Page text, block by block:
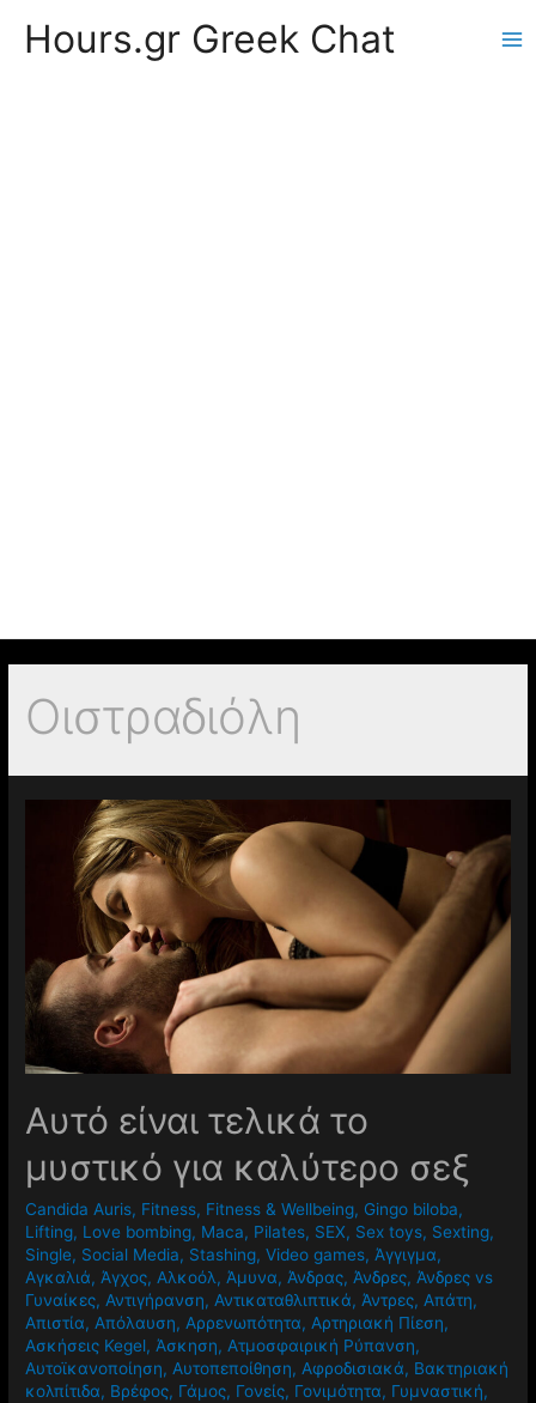
Hours.gr Greek Chat
Οιστραδιόλη
Αυτό είναι τελικά το
μυστικό για καλύτερο σεξ
Candida Auris, Fitness, Fitness & Wellbeing, Gingo biloba,
Lifting, Love bombing, Maca, Pilates, SEX, Sex toys, Sexting,
Single, Social Media, Stashing,Video games,Άγγιγμα,
Αγκαλιά,Άγχος,Αλκοόλ,Άμυνα,Άνδρας,Άνδρες,Άνδρες vs
Γυναίκες,Αντιγήρανση,Αντικαταθλιπτικά,Άντρες,Απάτη,
Απιστία,Απόλαυση,Αρρενωπότητα,Αρτηριακή Πίεση,
Ασκήσεις Kegel,Άσκηση,Ατμοσφαιρική Ρύπανση,
Αυτοϊκανοποίηση,Αυτοπεποίθηση,Αφροδισιακά, Βακτηριακή
κολπίτιδα, Βρέφος, Γάμος, Γονείς, Γονιμότητα, Γυμναστική,